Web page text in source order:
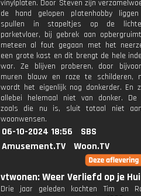
vinylplaten. Door Steven zijn
de hand gelopen platenhobby
spullen in stapeltjes op de
parketvloer, bij gebrek aan
meteen al fout gegaan met het
een grote kast en dit brengt de hele
war. Ze blijven proberen, door
muren blauw en roze te schilderen,
wordt het eigenlijk nog donkerder. En
allebei helemaal niet van donker. De
zoals die nu is, sluit totaal niet
woonwensen.
06-10-2024 18:56
SBS
Amusement.TV
Woon.TV
vtwonen: Weer Verliefd op je
Drie jaar geleden kochten Tim en